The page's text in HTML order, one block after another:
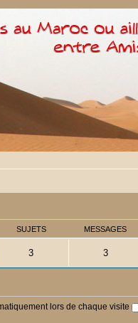
SUJETS MESSAGES
3 3
lors de chaque visite